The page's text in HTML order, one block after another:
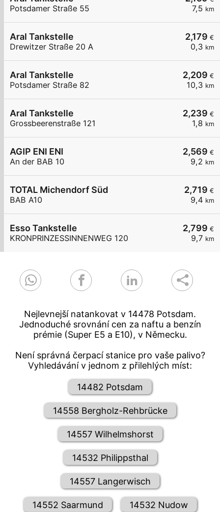
7,5 km
Potsdamer Straße 55
2,179 €
0,3 km
Aral Tankstelle
Drewitzer Straße 20 A
2,209 €
10,3 km
Aral Tankstelle
Potsdamer Straße 82
2,239 €
1,8 km
Aral Tankstelle
Grossbeerenstraße 121
2,569 €
9,2 km
AGIP ENI ENI
An der BAB 10
2,719 €
9,4 km
TOTAL Michendorf Süd
BAB A10
2,799 €
9,7 km
Esso Tankstelle
KRONPRINZESSINNENWEG 120
Nejlevnejší natankovat v 14478 Potsdam.
Jednoduché srovnání cen za naftu a benzín
prémie (Super E5 a E10), v Německu.
Není správná čerpací stanice pro vaše palivo?
Vyhledávání v jednom z přilehlých míst:
14482 Potsdam
14558 Bergholz-Rehbrücke
14557 Wilhelmshorst
14532 Philippsthal
14557 Langerwisch
14552 Saarmund 14532 Nudow